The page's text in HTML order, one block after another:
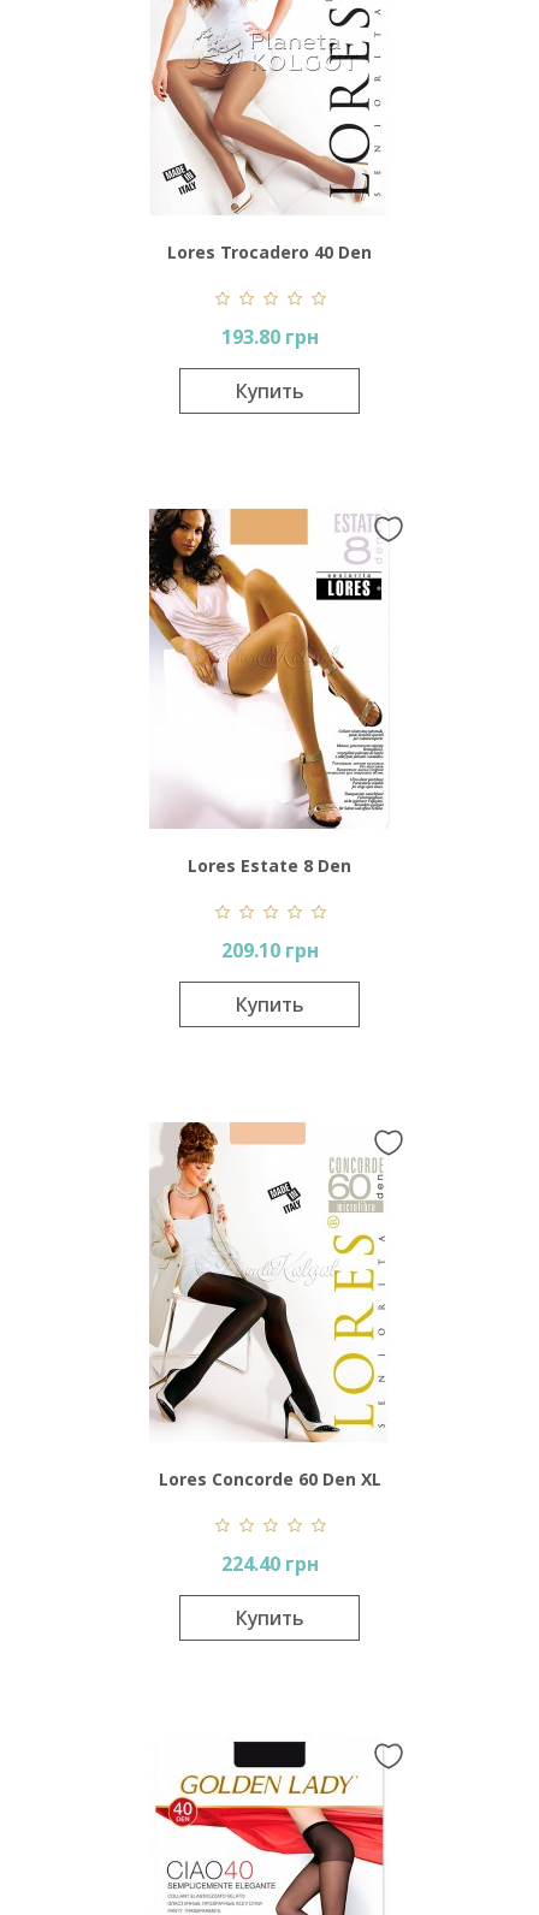
Lores Trocadero 40 Den
193.80 грн
Купить
Lores Estate 8 Den
209.10 грн
Купить
Lores Concorde 60 Den XL
224.40 грн
Купить